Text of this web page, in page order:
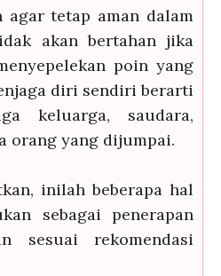
agar tetap aman dalam
akan bertahan jika
poin yang
diri sendiri berarti
keluarga, saudara,
orang yang dijumpai.
inilah beberapa hal
sebagai penerapan
sesuai rekomendasi